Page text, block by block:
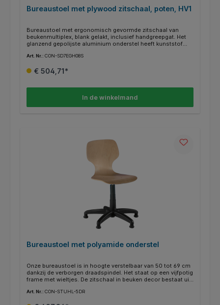
Bureaustoel met plywood zitschaal, poten, HV1
Bureaustoel met ergonomisch gevormde zitschaal van
beukenmultiplex, blank gelakt, inclusief handgreepgat. Het
glanzend gepolijste aluminium onderstel heeft kunststof
Afhankelijk van het toepassingsgebied is deze bureaustoel
Art. Nr.: CON-SD7EGH08S
€ 504,71*
In de winkelmand
Bureaustoel met polyamide onderstel
Onze bureaustoel is in hoogte verstelbaar van 50 tot 69 cm
dankzij de verborgen draadspindel. Het staat op een vijfpotig
frame met wieltjes. De zitschaal in beuken decor bestaat uit
losschroeven.
Art. Nr.: CON-STUHL-5DR